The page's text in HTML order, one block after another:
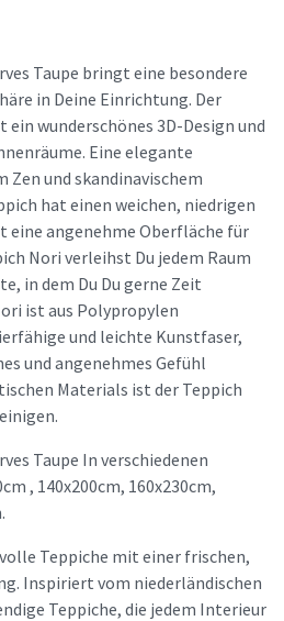
Taupe bringt eine besondere
in Deine Einrichtung. Der
wunderschönes 3D-Design und
Eine elegante
Zen und skandinavischem
hat einen weichen, niedrigen
eine angenehme Oberfläche für
Nori verleihst Du jedem Raum
in dem Du Du gerne Zeit
ist aus Polypropylen
und leichte Kunstfaser,
und angenehmes Gefühl
Materials ist der Teppich
Taupe In verschiedenen
, 140x200cm, 160x230cm,
Teppiche mit einer frischen,
Inspiriert vom niederländischen
Teppiche, die jedem Interieur